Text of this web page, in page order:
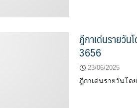
ฎีกาเด่นรายวั
3656
23/06/2025
ฎีกาเด่นรายวันโด